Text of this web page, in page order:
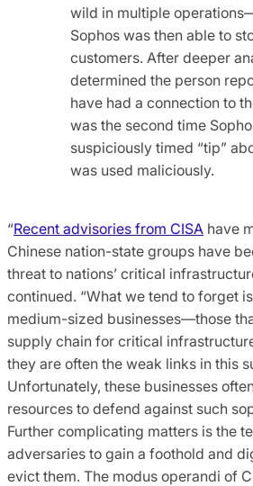
wild in multiple
Sophos was then able to
customers. After deeper
determined the person
have had a connection to
was the second time
suspiciously timed “tip”
was used maliciously.
“Recent advisories from CISA have
Chinese nation-state groups have
threat to nations’ critical
continued. “What we tend to forget
medium-sized businesses—those
supply chain for critical
they are often the weak links in this
Unfortunately, these businesses
resources to defend against such
Further complicating matters is the
adversaries to gain a foothold and
evict them. The modus operandi of